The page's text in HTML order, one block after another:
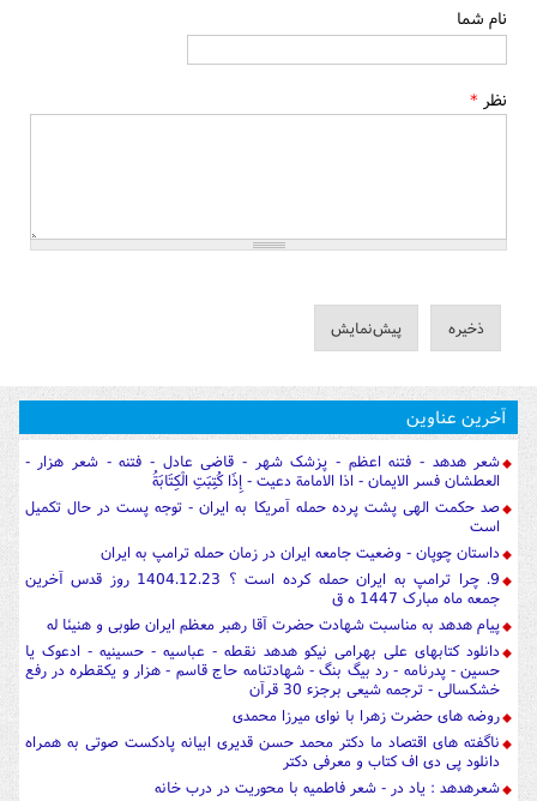
نام شما
نظر *
آخرین عناوین
شعر هدهد - فتنه اعظم - پزشک شهر - قاضی عادل - فتنه - شعر هزار -
العطشان فسر الایمان - اذا الامامة دعیت - إِذَا كُتِبَتِ الْكِتَابَةُ
صد حکمت الهی پشت پرده حمله آمریکا به ایران - توجه پست در حال تکمیل
است
داستان چوپان - وضعیت جامعه ایران در زمان حمله ترامپ به ایران
9. چرا ترامپ به ایران حمله کرده است ؟ 1404.12.23 روز قدس آخرین
جمعه ماه مبارک 1447 ه ق
پیام هدهد به مناسبت شهادت حضرت آقا رهبر معظم ایران طوبی و هنیئا له
دانلود کتابهای علی بهرامی نیکو هدهد نقطه - عباسیه - حسینیه - ادعوک یا
حسین - پدرنامه - رد بیگ بنگ - شهادتنامه حاج قاسم - هزار و یکقطره در رفع
خشکسالی - ترجمه شیعی برجزء 30 قرآن
روضه های حضرت زهرا با نوای میرزا محمدی
ناگفته های اقتصاد ما دکتر محمد حسن قدیری ابیانه پادکست صوتی به همراه
دانلود پی دی اف کتاب و معرفی دکتر
شعرهدهد : یاد در - شعر فاطمیه با محوریت در درب خانه